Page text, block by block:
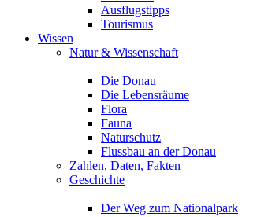
Ausflugstipps
Tourismus
Wissen
Natur & Wissenschaft
Die Donau
Die Lebensräume
Flora
Fauna
Naturschutz
Flussbau an der Donau
Zahlen, Daten, Fakten
Geschichte
Der Weg zum Nationalpark